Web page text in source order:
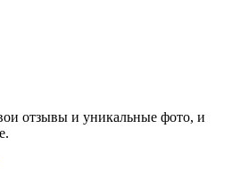
отзывы и уникальные фото, и